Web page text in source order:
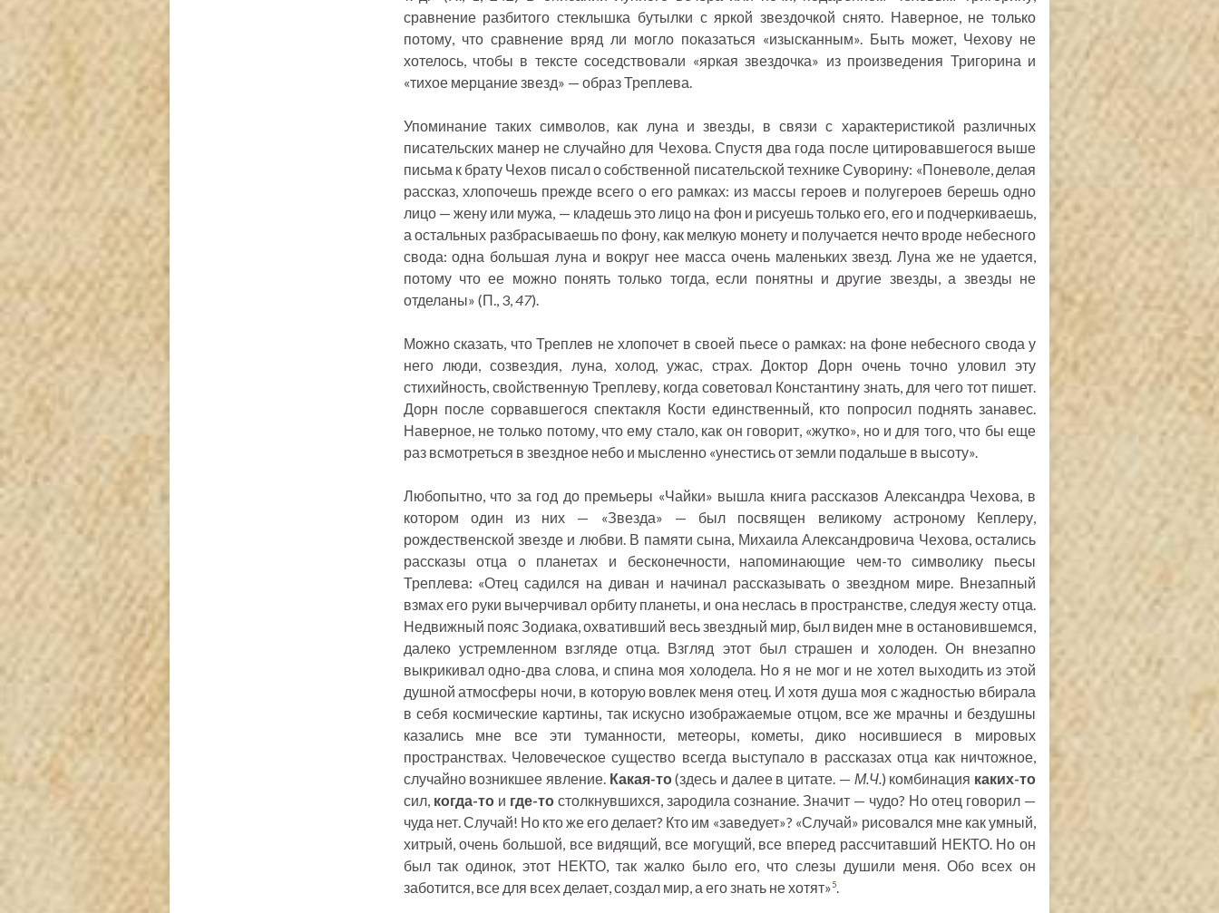
сравнение разбитого стеклышка бутылки с яркой звездочкой снято. Наверное, не только
потому, что сравнение вряд ли могло показаться «изысканным». Быть может, Чехову не
хотелось, чтобы в тексте соседствовали «яркая звездочка» из произведения Тригорина и
«тихое мерцание звезд» — образ Треплева.
Упоминание таких символов, как луна и звезды, в связи с характеристикой различных
писательских манер не случайно для Чехова. Спустя два года после цитировавшегося выше
письма к брату Чехов писал о собственной писательской технике Суворину: «Поневоле, делая
рассказ, хлопочешь прежде всего о его рамках: из массы героев и полугероев берешь одно
лицо — жену или мужа, — кладешь это лицо на фон и рисуешь только его, его и подчеркиваешь,
а остальных разбрасываешь по фону, как мелкую монету и получается нечто вроде небесного
свода: одна большая луна и вокруг нее масса очень маленьких звезд. Луна же не удается,
потому что ее можно понять только тогда, если понятны и другие звезды, а звезды не
отделаны» (П., 3,47).
Можно сказать, что Треплев не хлопочет в своей пьесе о рамках: на фоне небесного свода у
него люди, созвездия, луна, холод, ужас, страх. Доктор Дорн очень точно уловил эту
стихийность, свойственную Треплеву, когда советовал Константину знать, для чего тот пишет.
Дорн после сорвавшегося спектакля Кости единственный, кто попросил поднять занавес.
Наверное, не только потому, что ему стало, как он говорит, «жутко», но и для того, что бы еще
раз всмотреться в звездное небо и мысленно «унестись от земли подальше в высоту».
Любопытно, что за год до премьеры «Чайки» вышла книга рассказов Александра Чехова, в
котором один из них — «Звезда» — был посвящен великому астроному Кеплеру,
рождественской звезде и любви. В памяти сына, Михаила Александровича Чехова, остались
рассказы отца о планетах и бесконечности, напоминающие чем-то символику пьесы
Треплева: «Отец садился на диван и начинал рассказывать о звездном мире. Внезапный
взмах его руки вычерчивал орбиту планеты, и она неслась в пространстве, следуя жесту отца.
Недвижный пояс Зодиака, охвативший весь звездный мир, был виден мне в остановившемся,
далеко устремленном взгляде отца. Взгляд этот был страшен и холоден. Он внезапно
выкрикивал одно-два слова, и спина моя холодела. Но я не мог и не хотел выходить из этой
душной атмосферы ночи, в которую вовлек меня отец. И хотя душа моя с жадностью вбирала
в себя космические картины, так искусно изображаемые отцом, все же мрачны и бездушны
казались мне все эти туманности, метеоры, кометы, дико носившиеся в мировых
пространствах. Человеческое существо всегда выступало в рассказах отца как ничтожное,
случайно возникшее явление. Какая-то(здесь и далее в цитате. — М.Ч.) комбинация каких-то
сил, когда-тои где-тостолкнувшихся, зародила сознание. Значит — чудо? Но отец говорил —
чуда нет. Случай! Но кто же его делает? Кто им «заведует»? «Случай» рисовался мне как умный,
хитрый, очень большой, все видящий, все могущий, все вперед рассчитавший НЕКТО. Но он
был так одинок, этот НЕКТО, так жалко было его, что слезы душили меня. Обо всех он
заботится, все для всех делает, создал мир, а его знать не хотят»5.